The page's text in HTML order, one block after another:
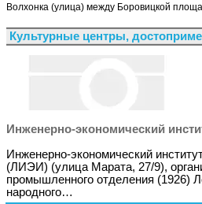
Волхонка (улица) между Боровицкой
Культурные центры,
Инженерно-экономический
Инженерно-экономический
(ЛИЭИ) (улица Марата, 27/9),
промышленного отделения (1926)
народного…